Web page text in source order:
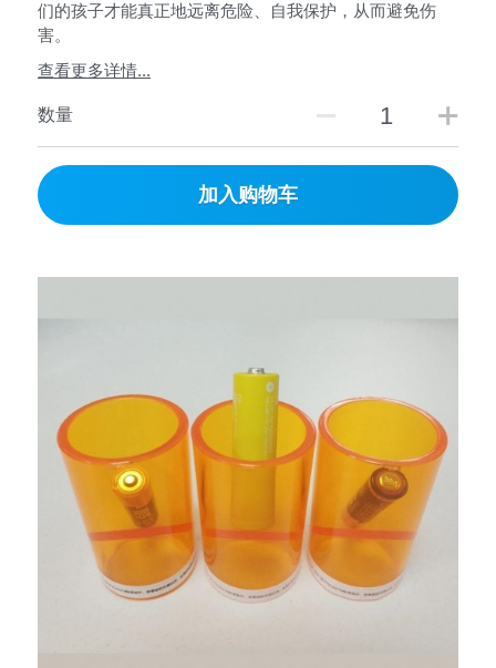
们的孩子才能真正地远离危险、自我保护，从而避免伤
害。
查看更多详情...
数量
加入购物车